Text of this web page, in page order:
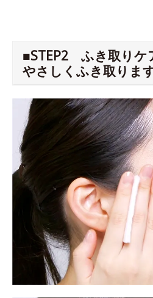
■STEP2 ふき取りケ
やさしくふき取りま